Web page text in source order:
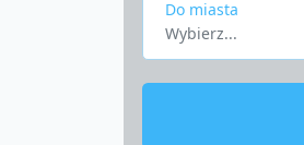
Do miasta
Wybierz...